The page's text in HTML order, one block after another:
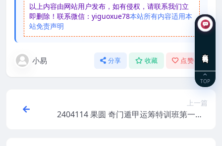
以上内容由网站用户发布，如有侵权，请联系我们立
即删除！联系微信：yiguoxue78本站所有内容适用本
站免责声明
小易 分享 收藏 点赞(
上一篇
2404114 果圆 奇门遁甲运筹特训班第一期2
TOP